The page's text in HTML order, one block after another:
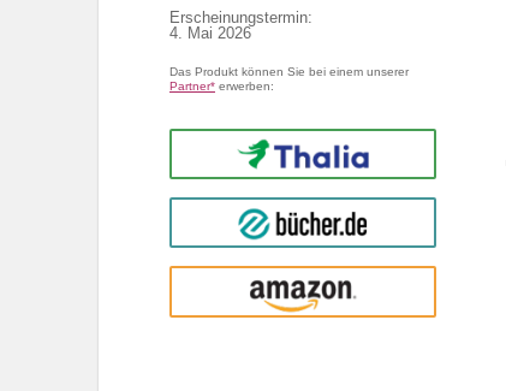
Erscheinungstermin:
4. Mai 2026
Das Produkt können Sie bei einem unserer
Partner* erwerben:
Thalia
buecher.de
Amazon